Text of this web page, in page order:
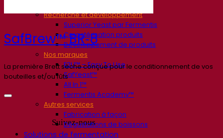
Recherche et développement
Superior Yeast par Fermentis
Caractérisation produits
Développement de produits
Nos marques
E2U™ – Easy To Use
SafYeast™
All In 1™
Fermentis Academy™
Autres services
Fabrication à façon
Dégustations de boissons
Solutions de fermentation
SafBrew™ BR‑8
La première Brett sèche conçue pour le conditionnement de vos
bouteilles et/ou fûts
Suivez-nous